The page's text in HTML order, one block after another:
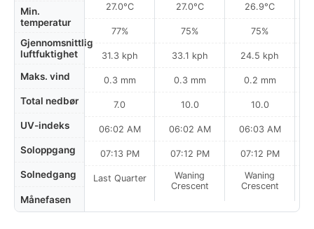
Min.
temperatur
Gjennomsnittlig
luftfuktighet
Maks. vind
Total nedbør
UV-indeks
Soloppgang
Solnedgang
Månefasen
27.0°C
77%
31.3 kph
0.3 mm
7.0
06:02 AM
07:13 PM
Last Quarter
27.0°C
75%
33.1 kph
0.3 mm
10.0
06:02 AM
07:12 PM
Waning
Crescent
26.9°C
75%
24.5 kph
0.2 mm
10.0
06:03 AM
07:12 PM
Waning
Crescent